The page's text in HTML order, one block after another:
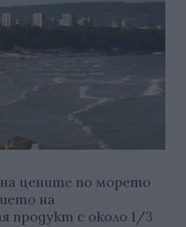
цените по морето
на
продукт с около 1/3